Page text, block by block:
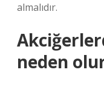
almalıdır.
neden